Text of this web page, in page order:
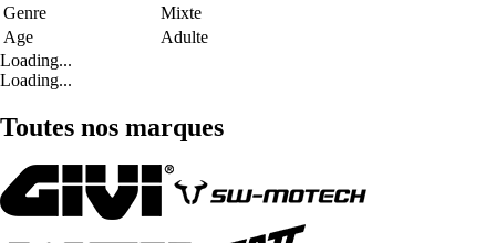
Genre
Mixte
Age
Adulte
Loading...
Loading...
Toutes nos marques